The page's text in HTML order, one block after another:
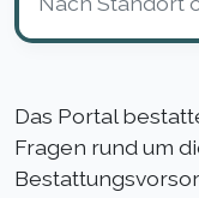
Das Portal
Fragen rund um